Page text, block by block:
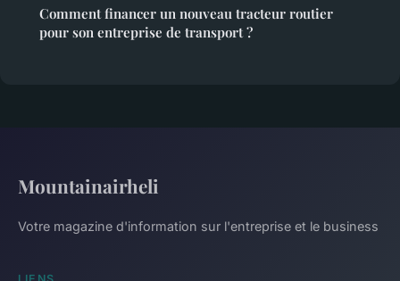
Comment financer un nouveau tracteur routier
pour son entreprise de transport ?
Mountainairheli
Votre magazine d'information sur l'entreprise et le business